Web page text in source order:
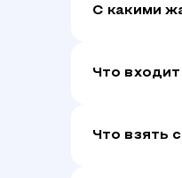
С какими
Что
Что взять